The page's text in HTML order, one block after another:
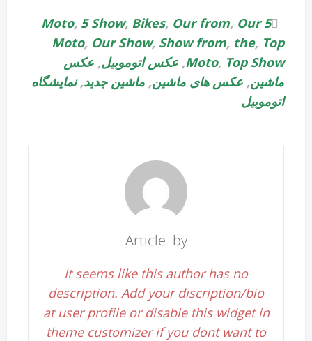
5 Moto
, 5 Show, Bikes, Our from, Our
Moto, Our Show, Show from, the, Top
Moto, Top Show
, عکس اتوموبیل, عکس
ماشین, عکس های ماشین, ماشین جدید,نمایشگاه
اتوموبیل
Article by
It seems like this author has no
description. Add your discription/bio
at user profile or disable this widget in
theme customizer if you dont want to